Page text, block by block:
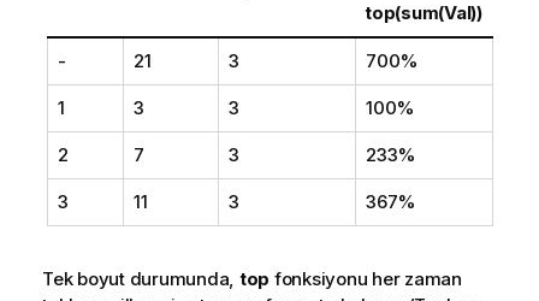
top(sum(Val))
- 21 3 700%
1 3 3 100%
2 7 3 233%
3 11 3 367%
Tek boyut durumunda, top fonksiyonu her zaman